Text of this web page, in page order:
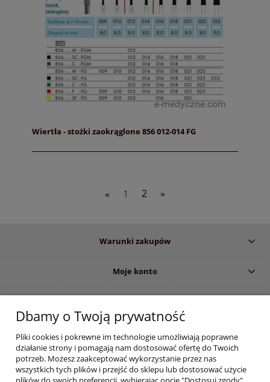
Wiertła - stożki zaokrąglone 856 012-014 FG
« 1 2 »
Warunki zakupów
Moje konto
Informujemy, iż zgodnie z obowiązującymi przepisami prawa, dostęp do
określonych produktów i informacji wyświetlanych na stronie, zastrzeżony
jest dla profesjonalistów z branży stomatologicznej i medycznej. Dokonując
zakupów w sklepie e-medyczne.com oświadczasz :
Dbamy o Twoją prywatność
Pliki cookies i pokrewne im technologie umożliwiają poprawne
działanie strony i pomagają nam dostosować ofertę do Twoich
potrzeb. Możesz zaakceptować wykorzystanie przez nas
wszystkich tych plików i przejść do sklepu lub dostosować użycie